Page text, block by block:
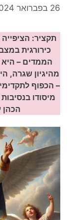
26 בפברואר 2024
תקציר:
כירורגית
הממדים – היא
מהיגיון שגרה,
– הכפוף
מיסודו